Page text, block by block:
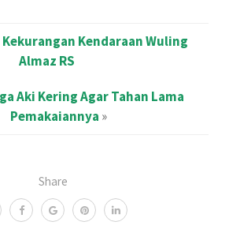
Share
Kendaraan Wuling
Almaz RS
Aki Kering Agar Tahan Lama
Pemakaiannya »